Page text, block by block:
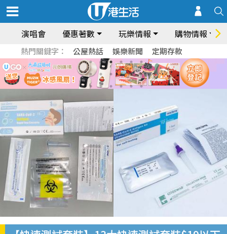
演唱會 優惠著數 玩樂情報 購物情報
熱門關鍵字： 公屋熱話 娛樂新聞 定期存款